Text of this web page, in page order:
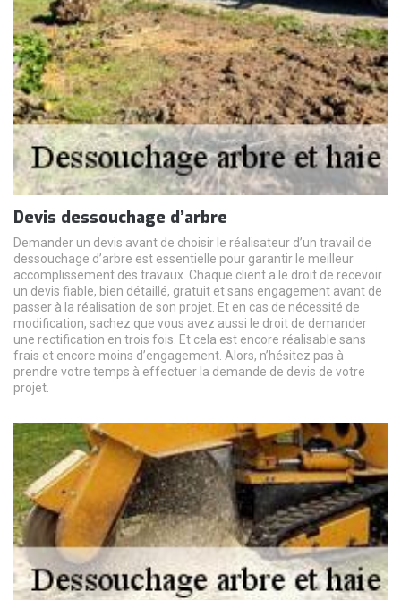
Devis dessouchage d’arbre
Demander un devis avant de choisir le réalisateur d’un travail de
dessouchage d’arbre est essentielle pour garantir le meilleur
accomplissement des travaux. Chaque client a le droit de recevoir
un devis fiable, bien détaillé, gratuit et sans engagement avant de
passer à la réalisation de son projet. Et en cas de nécessité de
modification, sachez que vous avez aussi le droit de demander
une rectification en trois fois. Et cela est encore réalisable sans
frais et encore moins d’engagement. Alors, n’hésitez pas à
prendre votre temps à effectuer la demande de devis de votre
projet.